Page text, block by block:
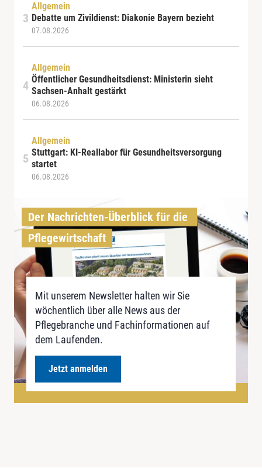
Allgemein
Debatte um Zivildienst: Diakonie Bayern bezieht
07.08.2026
Allgemein
Öffentlicher Gesundheitsdienst: Ministerin sieht
Sachsen-Anhalt gestärkt
06.08.2026
Allgemein
Stuttgart: KI-Reallabor für Gesundheitsversorgung
startet
06.08.2026
Der Nachrichten-Überblick für die
Pflegewirtschaft
Mit unserem Newsletter halten wir Sie
wöchentlich über alle News aus der
Pflegebranche und Fachinformationen auf
dem Laufenden.
Jetzt anmelden